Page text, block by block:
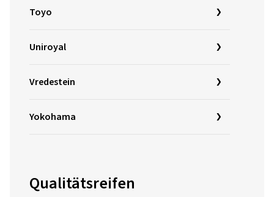
Toyo
Uniroyal
Vredestein
Yokohama
Qualitätsreifen